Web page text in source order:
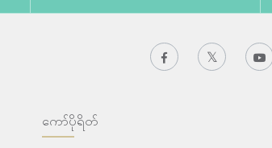
ကော်ပိုရိတ်